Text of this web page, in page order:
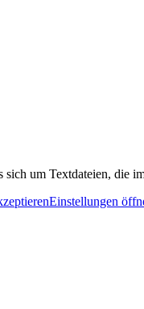
um Textdateien, die
Einstellungen